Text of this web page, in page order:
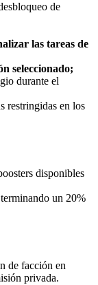
de
las tareas de
seleccionado;
durante el
restringidas en los
disponibles
un 20%
de facción en
privada.